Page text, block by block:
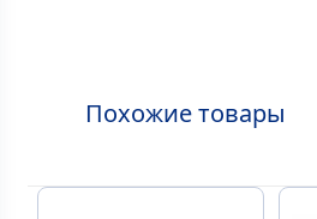
Похожие товары